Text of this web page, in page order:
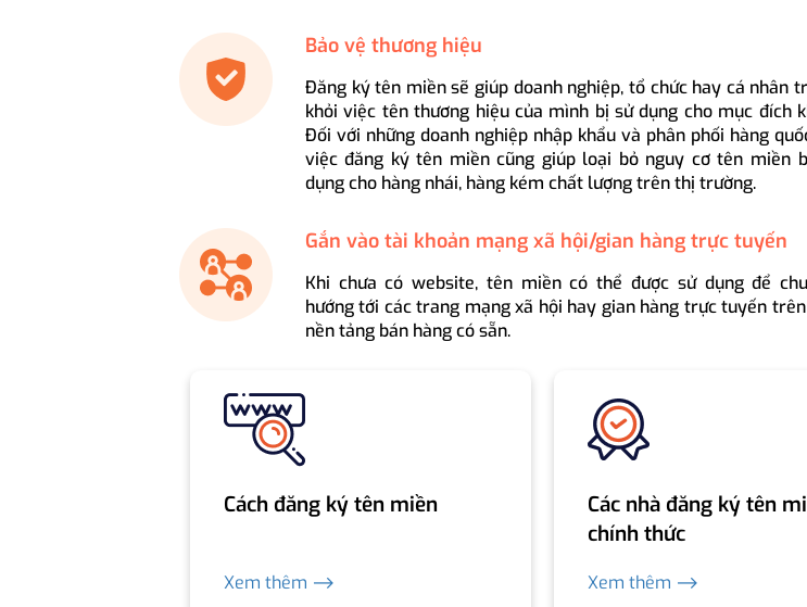
Bảo vệ thương hiệu
Đăng ký tên miền sẽ giúp doanh nghiệp, tổ chức hay cá nhân
khỏi việc tên thương hiệu của mình bị sử dụng cho mục đích
Đối với những doanh nghiệp nhập khẩu và phân phối hàng
việc đăng ký tên miền cũng giúp loại bỏ nguy cơ tên miền
dụng cho hàng nhái, hàng kém chất lượng trên thị trường.
Gắn vào tài khoản mạng xã hội/gian hàng trực tuyến
Khi chưa có website, tên miền có thể được sử dụng để
hướng tới các trang mạng xã hội hay gian hàng trực tuyến
nền tảng bán hàng có sẵn.
Cách đăng ký tên miền
Xem thêm ⟶
Các nhà đăng ký tên
chính thức
Xem thêm ⟶